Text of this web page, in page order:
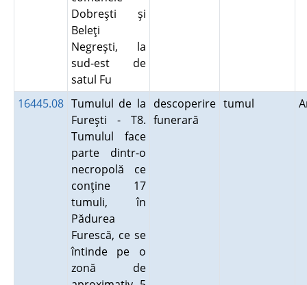
Dobreşti şi
Beleţi
Negreşti, la
sud-est de
satul Fu
16445.08 Tumulul de la
Fureşti - T8.
Tumulul face
parte dintr-o
necropolă ce
conţine 17
tumuli, în
Pădurea
Furescă, ce se
întinde pe o
zonă de
descoperire
funerară
tumul